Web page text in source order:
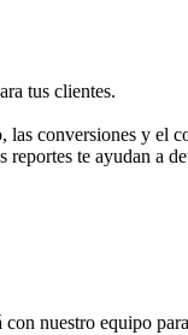
tus clientes.
conversiones y el
reportes te ayudan a
nuestro equipo